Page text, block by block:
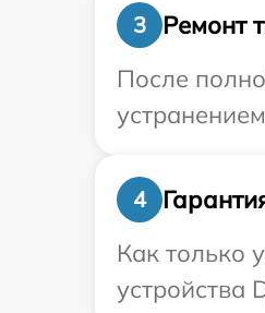
3
Ремонт
После
4
Как только
устройства